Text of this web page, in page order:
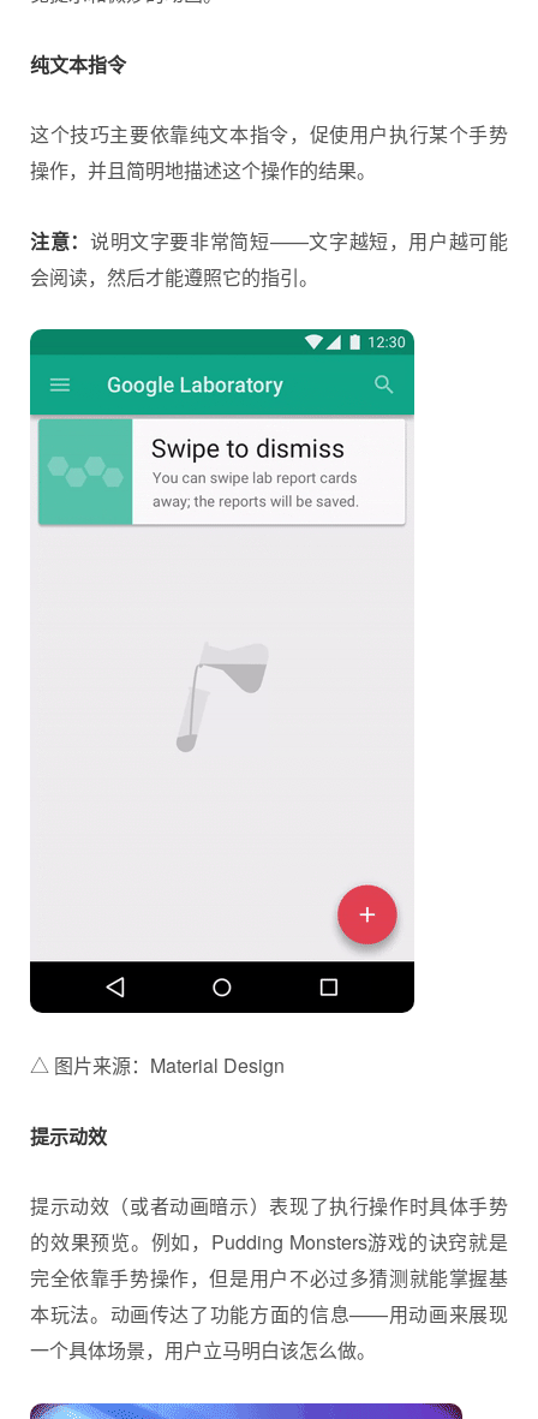
纯文本指令
这个技巧主要依靠纯文本指令，促使用户执行某个手势
操作，并且简明地描述这个操作的结果。
注意： 说明文字要非常简短——文字越短，用户越可能
会阅读，然后才能遵照它的指引。
△ 图片来源：Material Design
提示动效
提示动效（或者动画暗示）表现了执行操作时具体手势
的效果预览。例如，Pudding Monsters游戏的诀窍就是
完全依靠手势操作，但是用户不必过多猜测就能掌握基
本玩法。动画传达了功能方面的信息——用动画来展现
一个具体场景，用户立马明白该怎么做。